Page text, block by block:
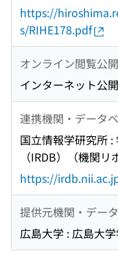
https://
s/RIHE178.pdf
オンライン閲覧公
インターネット公開
連携機関・データ
国立情報学研究所
（IRDB）（機関リ
https://
提供元機関・デー
広島大学 : 広島大